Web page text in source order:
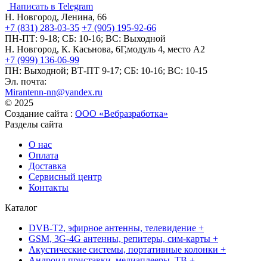
Написать в Telegram
Н. Новгород, Ленина, 66
+7 (831) 283-03-35 +7 (905) 195-92-66
ПН-ПТ: 9-18; СБ: 10-16; ВС: Выходной
Н. Новгород, К. Касьнова, 6Г,модуль 4, место А2
+7 (999) 136-06-99
ПН: Выходной; ВТ-ПТ 9-17; СБ: 10-16; ВС: 10-15
Эл. почта:
Mirantenn-nn@yandex.ru
© 2025
Создание сайта : ООО «Вебразработка»
Разделы сайта
О нас
Оплата
Доставка
Сервисный центр
Контакты
Каталог
DVB-T2, эфирное антенны, телевидение +
GSM, 3G-4G антенны, репитеры, сим-карты +
Акустические системы, портативные колонки +